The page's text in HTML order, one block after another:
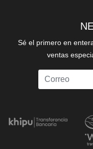
Sé el primero en
ventas